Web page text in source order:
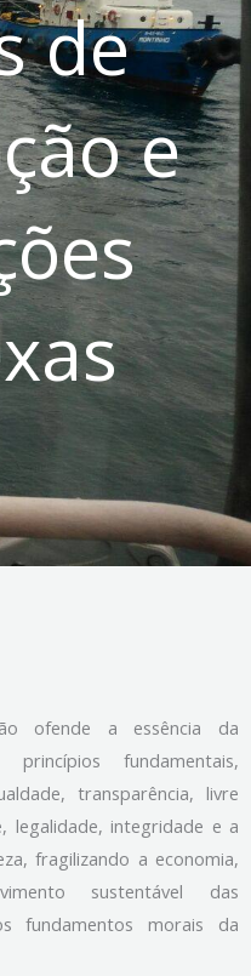
de
e
ofende a essência da
fundamentais,
transparência, livre
legalidade, integridade e a
fragilizando a economia,
sustentável das
fundamentos morais da